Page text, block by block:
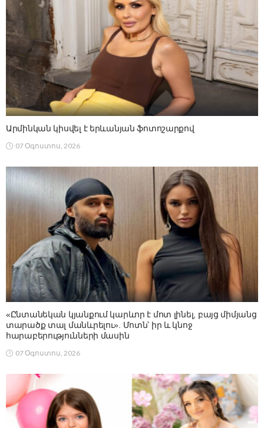
Արմինկան կիսվել է երևանյան ֆոտոշարքով
07 Օգոստոս, 2026
«Ընտանեկան կյանքում կարևոր է մոտ լինել, բայց միմյանց
տարածք տալ մանևրելու». Մոտն՝ իր և կնոջ
հարաբերությունների մասին
07 Օգոստոս, 2026